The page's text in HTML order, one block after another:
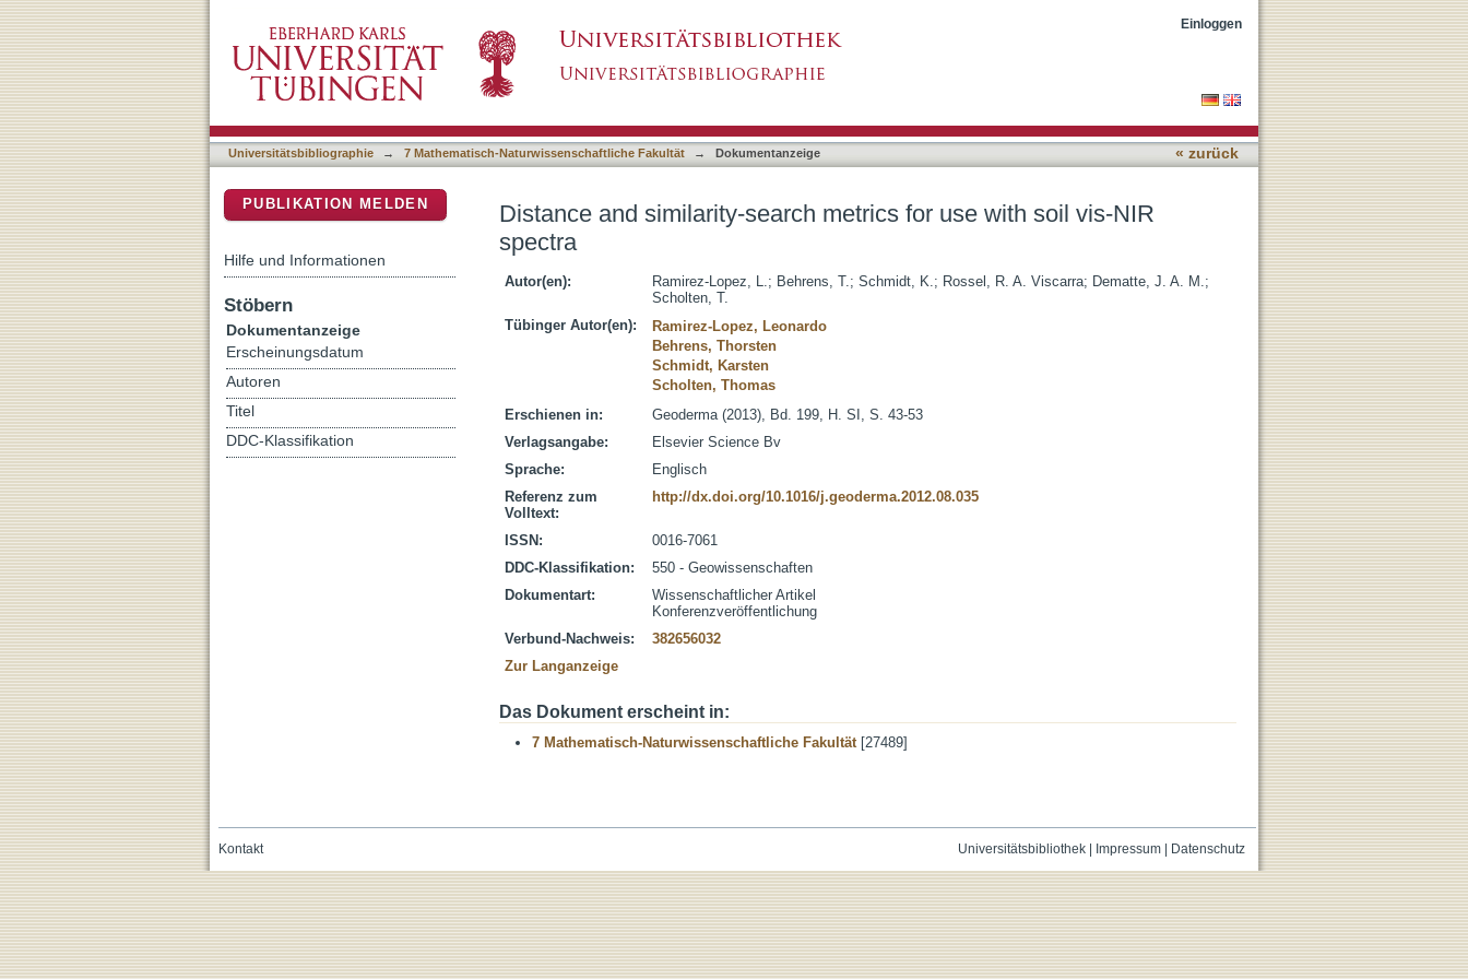
Einloggen
Universitätsbibliographie → 7 Mathematisch-Naturwissenschaftliche Fakultät → Dokumentanzeige « zurück
Distance and similarity-search metrics for use with soil vis-NIR
spectra
Autor(en): Ramirez-Lopez, L.; Behrens, T.; Schmidt, K.; Rossel, R. A. Viscarra; Dematte, J. A. M.;
Scholten, T.
Tübinger Autor(en):
Ramirez-Lopez, Leonardo
Behrens, Thorsten
Schmidt, Karsten
Scholten, Thomas
Erschienen in:
Geoderma (2013), Bd. 199, H. SI, S. 43-53
Verlagsangabe:
Elsevier Science Bv
Sprache:
Englisch
Referenz zum
Volltext:
http://dx.doi.org/10.1016/j.geoderma.2012.08.035
ISSN:
0016-7061
DDC-Klassifikation:
550 - Geowissenschaften
Dokumentart:
Wissenschaftlicher Artikel
Konferenzveröffentlichung
Verbund-Nachweis:
382656032
Zur Langanzeige
Das Dokument erscheint in:
7 Mathematisch-Naturwissenschaftliche Fakultät[27489]
PUBLIKATION MELDEN
Hilfe und Informationen
Stöbern
Dokumentanzeige
Erscheinungsdatum
Autoren
Titel
DDC-Klassifikation
Universitätsbibliothek| Impressum| Datenschutz
Kontakt